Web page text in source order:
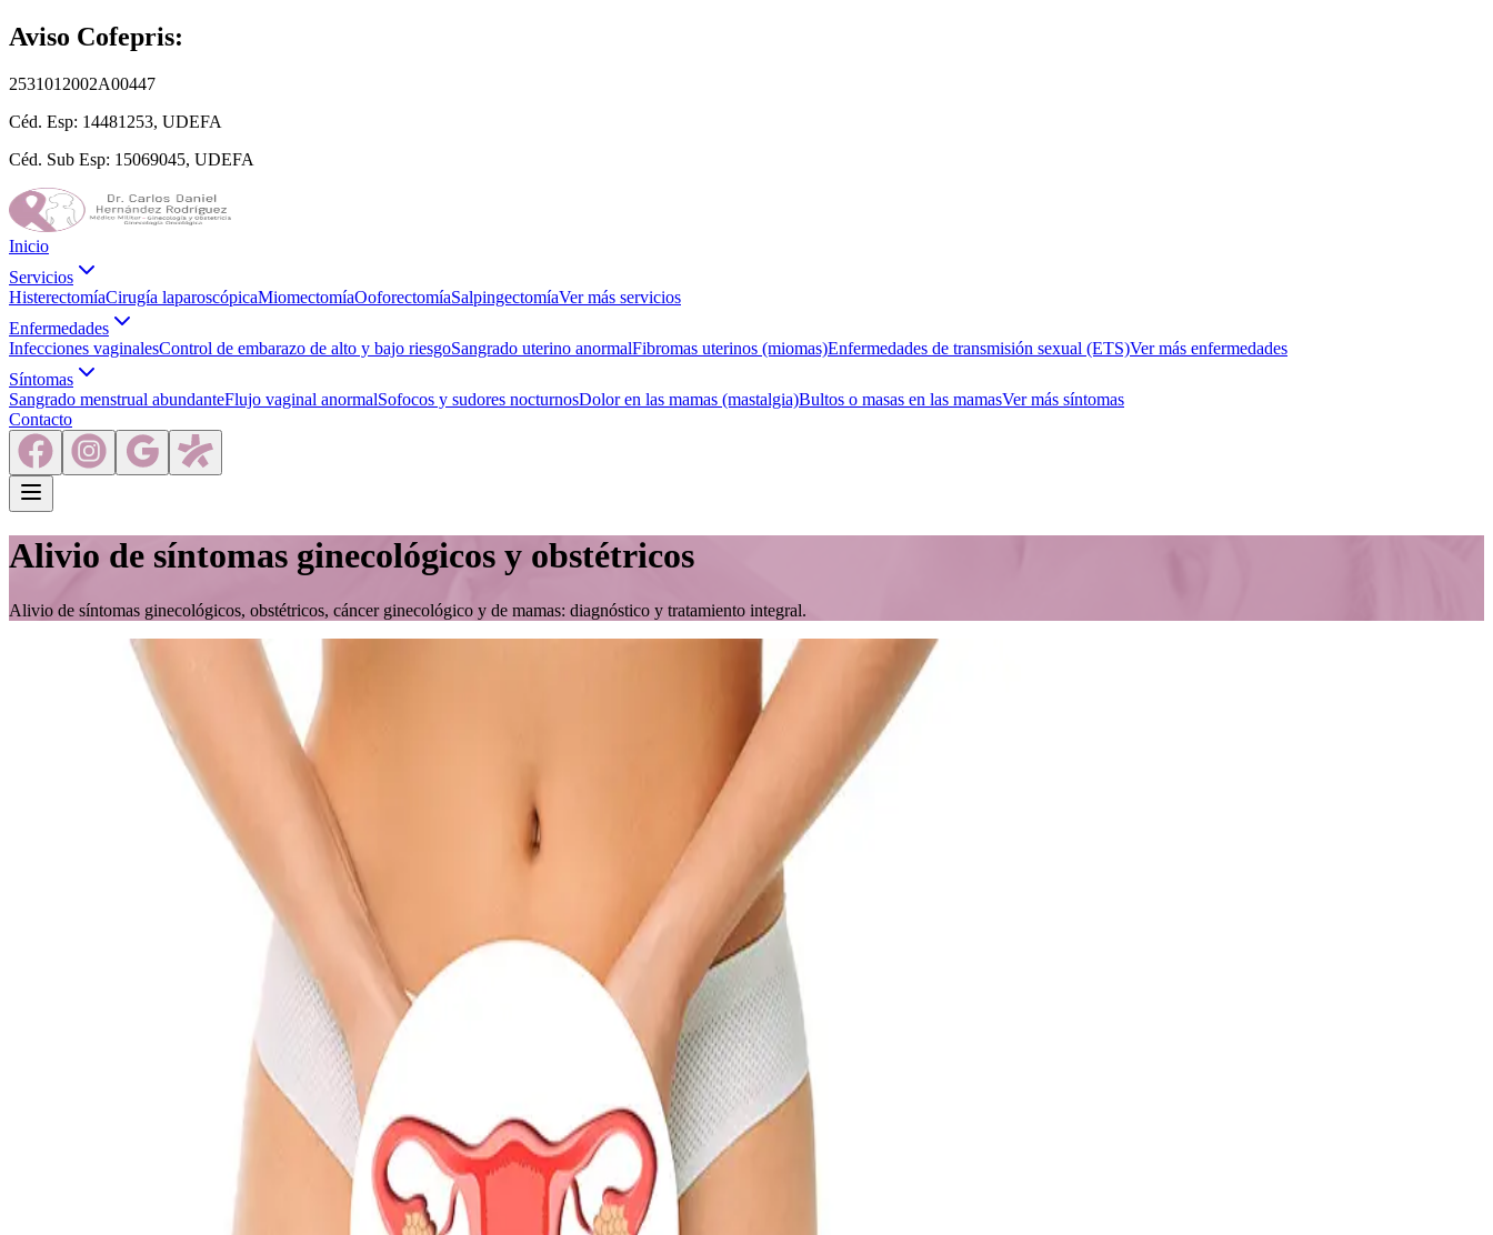
Aviso Cofepris:
2531012002A00447
Céd. Esp: 14481253, UDEFA
Céd. Sub Esp: 15069045, UDEFA
Inicio
Servicios
HisterectomíaCirugía laparoscópicaMiomectomíaOoforectomíaSalpingectomíaVer más servicios
Enfermedades
Infecciones vaginalesControl de embarazo de alto y bajo riesgoSangrado uterino anormalFibromas uterinos (miomas)Enfermedades de transmisión sexual (ETS)Ver más enfermedades
Síntomas
Sangrado menstrual abundanteFlujo vaginal anormalSofocos y sudores nocturnosDolor en las mamas (mastalgia)Bultos o masas en las mamasVer más síntomas
Contacto
Alivio de síntomas ginecológicos y obstétricos
Alivio de síntomas ginecológicos, obstétricos, cáncer ginecológico y de mamas: diagnóstico y tratamiento integral.